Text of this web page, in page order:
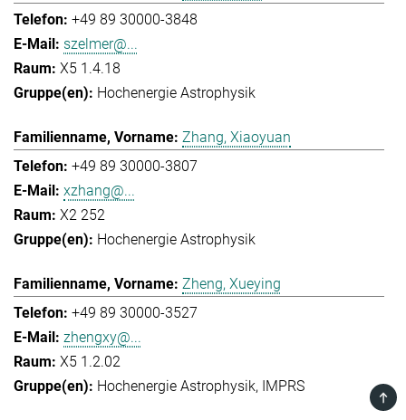
+49 89 30000-3848
szelmer@...
X5 1.4.18
Hochenergie Astrophysik
Zhang, Xiaoyuan
+49 89 30000-3807
xzhang@...
X2 252
Hochenergie Astrophysik
Zheng, Xueying
+49 89 30000-3527
zhengxy@...
X5 1.2.02
Hochenergie Astrophysik
IMPRS
TOP